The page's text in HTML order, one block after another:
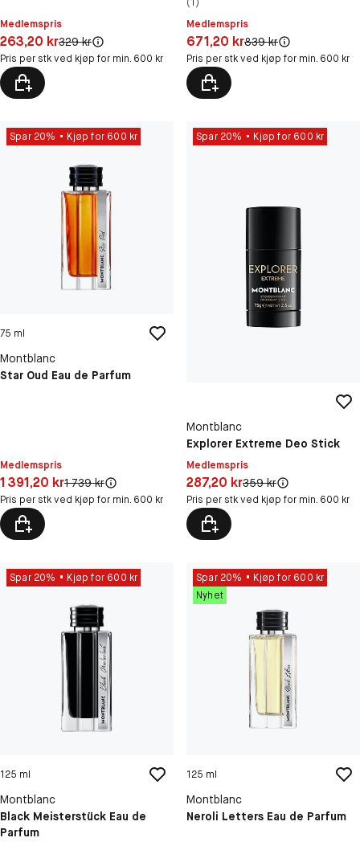
Medlemspris
Pris: 263,20 kr
263,20 krOriginal pris:
329 kr
Pris per stk ved kjøp for min. 600 kr
(1)
Medlemspris
Pris: 671,20 kr
671,20 krOriginal pris:
839 kr
Pris per stk ved kjøp for min. 600 kr
Spar 20% Kjøp for 600 kr
75 ml
Montblanc
Star Oud Eau de Parfum
Medlemspris
Pris: 1 391,20 kr
1 391,20 krOriginal pris:
1 739 kr
Pris per stk ved kjøp for min. 600 kr
Spar 20% Kjøp for 600 kr
Montblanc
Explorer Extreme Deo Stick
Medlemspris
Pris: 287,20 kr
287,20 krOriginal pris:
359 kr
Pris per stk ved kjøp for min. 600 kr
Spar 20% Kjøp for 600 kr
125 ml
Montblanc
Black Meisterstück Eau de
Parfum
Spar 20%
Kjøp for 600 kr
Nyhet
125 ml
Montblanc
Neroli Letters Eau de Parfum